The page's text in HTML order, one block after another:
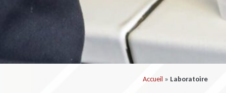
Accueil » Laboratoire